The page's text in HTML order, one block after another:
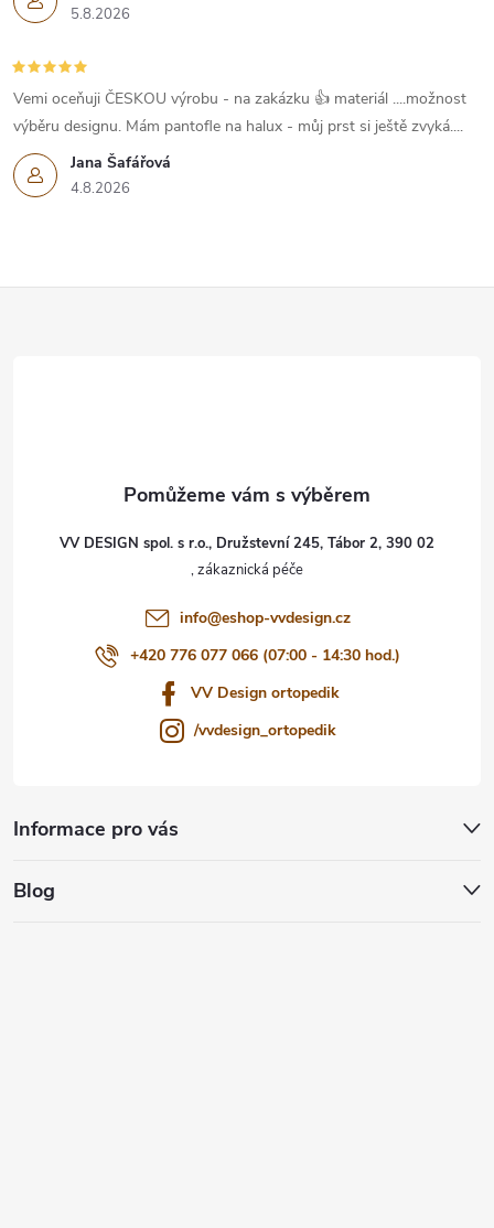
5.8.2026
Jana Šafářová
4.8.2026
Vemi oceňuji ČESKOU výrobu - na zakázku 👍 materiál ....možnost
výběru designu. Mám pantofle na halux - můj prst si ještě zvyká....
VV DESIGN spol. s r.o., Družstevní 245, Tábor 2, 390 02
info@eshop-vvdesign.cz
+420 776 077 066 (07:00 - 14:30 hod.)
VV Design ortopedik
/vvdesign_ortopedik
Informace pro vás
Blog